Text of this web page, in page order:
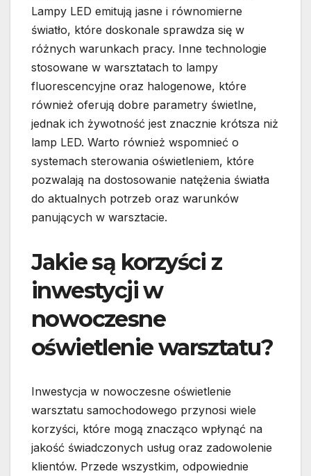
Lampy LED emitują jasne i równomierne
światło, które doskonale sprawdza się w
różnych warunkach pracy. Inne technologie
stosowane w warsztatach to lampy
fluorescencyjne oraz halogenowe, które
również oferują dobre parametry świetlne,
jednak ich żywotność jest znacznie krótsza niż
lamp LED. Warto również wspomnieć o
systemach sterowania oświetleniem, które
pozwalają na dostosowanie natężenia światła
do aktualnych potrzeb oraz warunków
panujących w warsztacie.
Jakie są korzyści z
inwestycji w
nowoczesne
oświetlenie warsztatu?
Inwestycja w nowoczesne oświetlenie
warsztatu samochodowego przynosi wiele
korzyści, które mogą znacząco wpłynąć na
jakość świadczonych usług oraz zadowolenie
klientów. Przede wszystkim, odpowiednie